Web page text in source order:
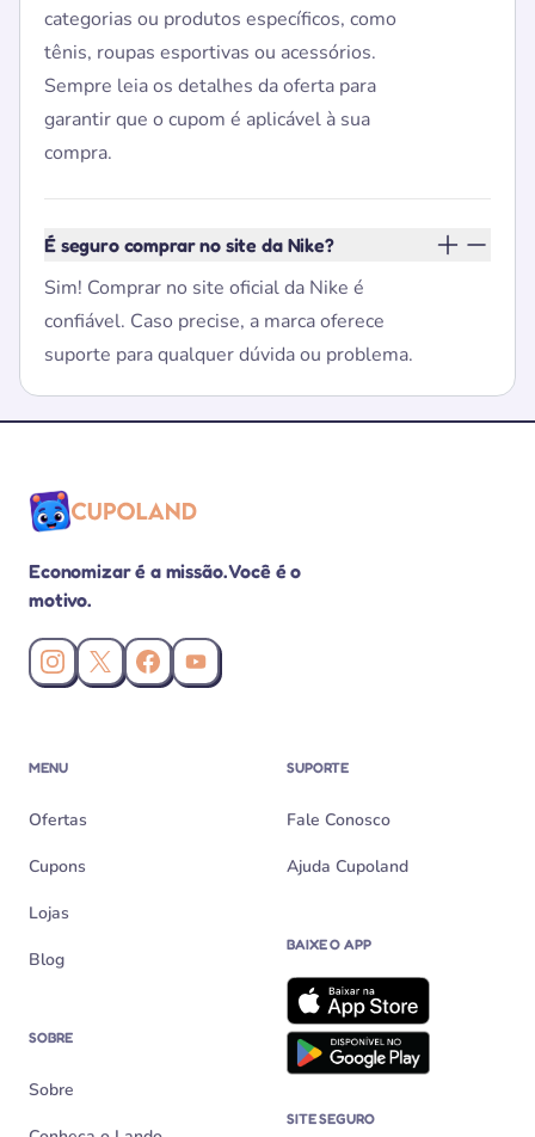
categorias ou produtos específicos, como
tênis, roupas esportivas ou acessórios.
Sempre leia os detalhes da oferta para
garantir que o cupom é aplicável à sua
compra.
É seguro comprar no site da Nike?
Sim! Comprar no site oficial da Nike é
confiável. Caso precise, a marca oferece
suporte para qualquer dúvida ou problema.
Economizar é a missão. Você é o
motivo.
Instagram da Cupoland
X (Twitter) da Cupoland
Facebook da Cupoland
Canal da Cupoland no YouTube
MENU
Ofertas
Cupons
Lojas
Blog
SOBRE
Sobre
SUPORTE
Fale Conosco
Ajuda Cupoland
BAIXE O APP
SITE SEGURO